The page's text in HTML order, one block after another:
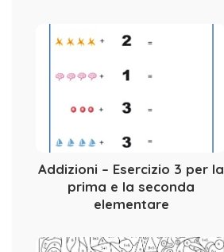
Addizioni – Esercizio 3 per la
prima e la seconda
elementare